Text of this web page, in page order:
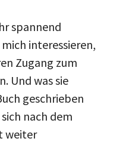
spannend
interessieren,
Zugang zum
Und was sie
geschrieben
nach dem
weiter